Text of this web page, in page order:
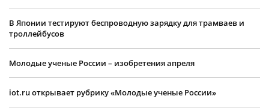
В Японии тестируют беспроводную зарядку для трамваев и
троллейбусов
Молодые ученые России – изобретения апреля
iot.ru открывает рубрику «Молодые ученые России»